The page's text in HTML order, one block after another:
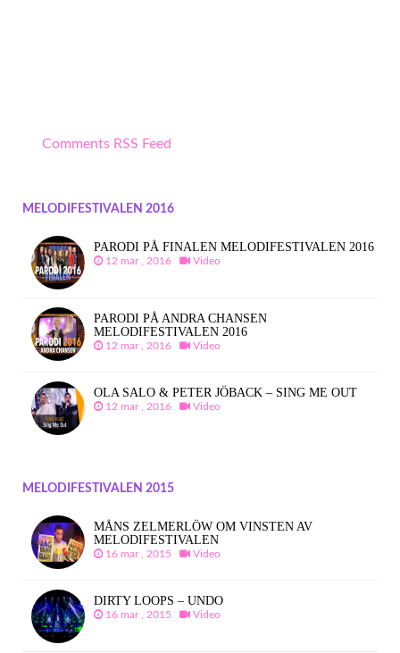
Comments RSS Feed
MELODIFESTIVALEN 2016
PARODI PÅ FINALEN MELODIFESTIVALEN 2016
12 mar , 2016 Video
PARODI PÅ ANDRA CHANSEN
MELODIFESTIVALEN 2016
12 mar , 2016 Video
OLA SALO & PETER JÖBACK – SING ME OUT
12 mar , 2016 Video
MELODIFESTIVALEN 2015
MÅNS ZELMERLÖW OM VINSTEN AV
MELODIFESTIVALEN
16 mar , 2015 Video
DIRTY LOOPS – UNDO
16 mar , 2015 Video